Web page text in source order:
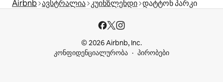
Airbnb ავსტრალია კუინზლენდი დატტონ პარკი
© 2026 Airbnb, Inc.
კონფიდენციალურობა
პირობები